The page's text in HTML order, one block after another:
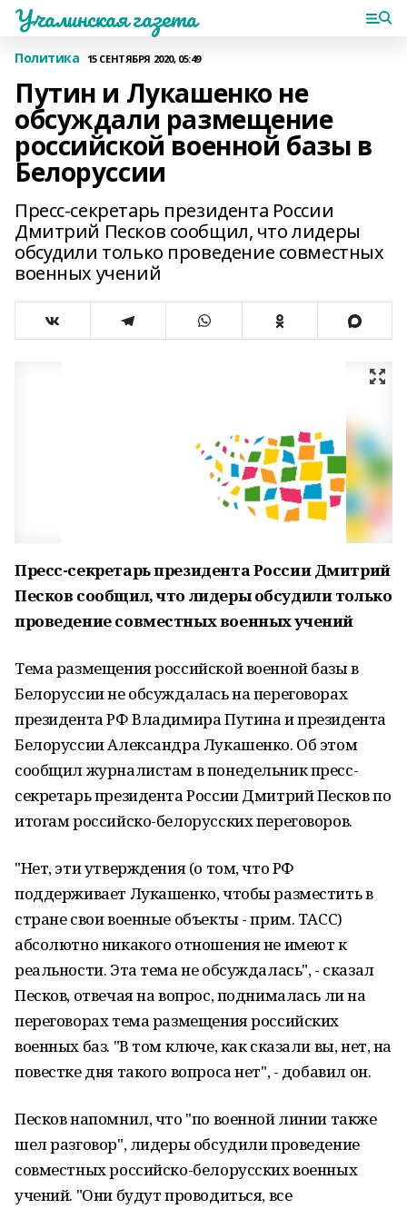
Учалинская газета
Политика 15 СЕНТЯБРЯ 2020, 05:49
Путин и Лукашенко не
обсуждали размещение
российской военной базы в
Белоруссии
Пресс-секретарь президента России
Дмитрий Песков сообщил, что лидеры
обсудили только проведение совместных
военных учений
Пресс-секретарь президента России Дмитрий
Песков сообщил, что лидеры обсудили только
проведение совместных военных учений
Тема размещения российской военной базы в
Белоруссии не обсуждалась на переговорах
президента РФ Владимира Путина и президента
Белоруссии Александра Лукашенко. Об этом
сообщил журналистам в понедельник пресс-
секретарь президента России Дмитрий Песков по
итогам российско-белорусских переговоров.
"Нет, эти утверждения (о том, что РФ
поддерживает Лукашенко, чтобы разместить в
стране свои военные объекты - прим. ТАСС)
абсолютно никакого отношения не имеют к
реальности. Эта тема не обсуждалась", - сказал
Песков, отвечая на вопрос, поднималась ли на
переговорах тема размещения российских
военных баз. "В том ключе, как сказали вы, нет, на
повестке дня такого вопроса нет", - добавил он.
Песков напомнил, что "по военной линии также
шел разговор", лидеры обсудили проведение
совместных российско-белорусских военных
учений. "Они будут проводиться, все